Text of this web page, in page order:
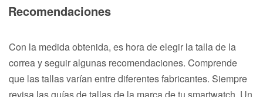
Recomendaciones
Con la medida obtenida, es hora de elegir la talla de la
correa y seguir algunas recomendaciones. Comprende
que las tallas varían entre diferentes fabricantes. Siempre
revisa las guías de tallas de la marca de tu smartwatch. Un